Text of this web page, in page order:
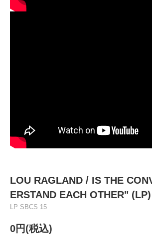
LOU RAGLAND ‎/ IS THE
ERSTAND EACH OTHER" (LP)
LP SBCS 15
0円(税込)